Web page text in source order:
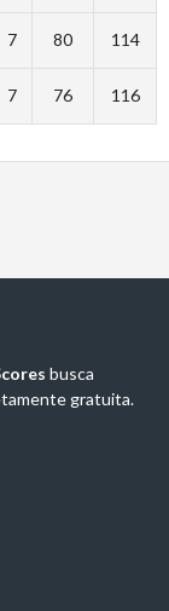
7 80 114
7 76 116
busca
gratuita.